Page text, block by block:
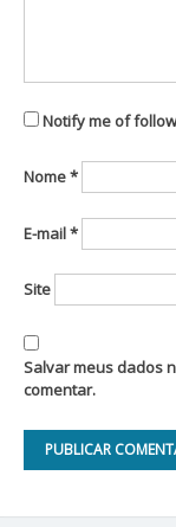
Notify me of
Nome*
E-mail*
Site
Salvar meus dados
comentar.